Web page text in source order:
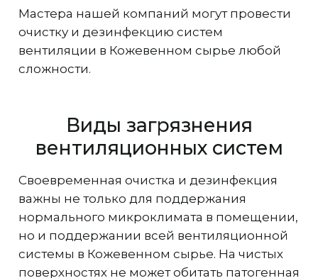
Мастера нашей компаний могут провести
очистку и дезинфекцию систем
вентиляции в Кожевенном сырье любой
сложности.
Виды загрязнения
вентиляционных систем
Своевременная очистка и дезинфекция
важны не только для поддержания
нормального микроклимата в помещении,
но и поддержании всей вентиляционной
системы в Кожевенном сырье. На чистых
поверхностях не может обитать патогенная